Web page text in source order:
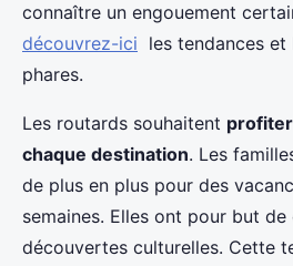
connaître un engouement
découvrez-ici les tendances
phares.
Les routards souhaitent
chaque destination. Les
de plus en plus pour des
semaines. Elles ont pour but
découvertes culturelles. Cette